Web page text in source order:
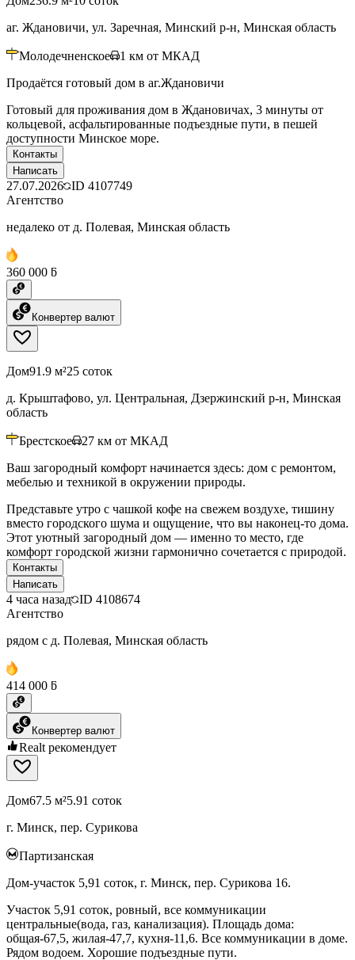
аг. Ждановичи, ул. Заречная, Минский р-н, Минская область
Молодечненское 1 км от МКАД
Продаётся готовый дом в аг.Ждановичи
Готовый для проживания дом в Ждановичах, 3 минуты от
кольцевой, асфальтированные подъездные пути, в пешей
доступности Минское море.
Контакты
Написать
27.07.2026 ID 4107749
Агентство
недалеко от д. Полевая, Минская область
360 000 ƃ
Конвертер валют
Дом91.9 м²25 соток
д. Крыштафово, ул. Центральная, Дзержинский р-н, Минская
область
Брестское 27 км от МКАД
Ваш загородный комфорт начинается здесь: дом с ремонтом,
мебелью и техникой в окружении природы.
Представьте утро с чашкой кофе на свежем воздухе, тишину
вместо городского шума и ощущение, что вы наконец-то дома.
Этот уютный загородный дом — именно то место, где
комфорт городской жизни гармонично сочетается с природой.
Контакты
Написать
4 часа назад ID 4108674
Агентство
рядом с д. Полевая, Минская область
414 000 ƃ
Конвертер валют
Realt рекомендует
Дом67.5 м²5.91 соток
г. Минск, пер. Сурикова
Партизанская
Дом-участок 5,91 соток, г. Минск, пер. Сурикова 16.
Участок 5,91 соток, ровный, все коммуникации
центральные(вода, газ, канализация). Площадь дома:
общая-67,5, жилая-47,7, кухня-11,6. Все коммуникации в доме.
Рядом водоем. Хорошие подъездные пути.